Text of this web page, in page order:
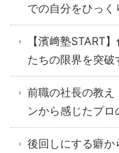
での自分をひっ
【濱﨑塾START
たちの限界を突
前職の社長の教え
ンから感じたプ
後回しにする癖か